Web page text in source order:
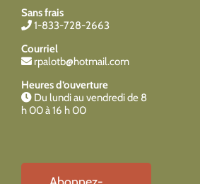
Sans frais
1-833-728-2663
Courriel
rpalotb@hotmail.com
Heures d’ouverture
Du lundi au vendredi de 8
h 00 à 16 h 00